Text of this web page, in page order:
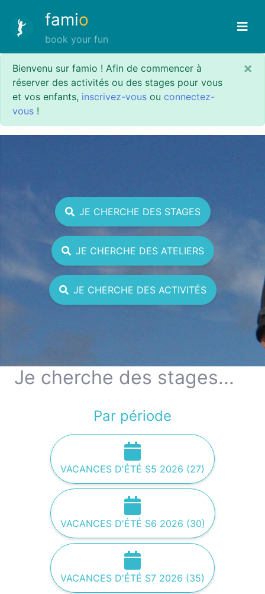
famio
book your fun
Bienvenu sur famio ! Afin de commencer à
réserver des activités ou des stages pour vous
et vos enfants, inscrivez-vous ou connectez-
vous !
×
JE CHERCHE DES STAGES
JE CHERCHE DES ATELIERS
JE CHERCHE DES ACTIVITÉS
Je cherche des stages...
Par période
VACANCES D'ÉTÉ S5 2026 (27)
VACANCES D'ÉTÉ S6 2026 (30)
VACANCES D'ÉTÉ S7 2026 (35)